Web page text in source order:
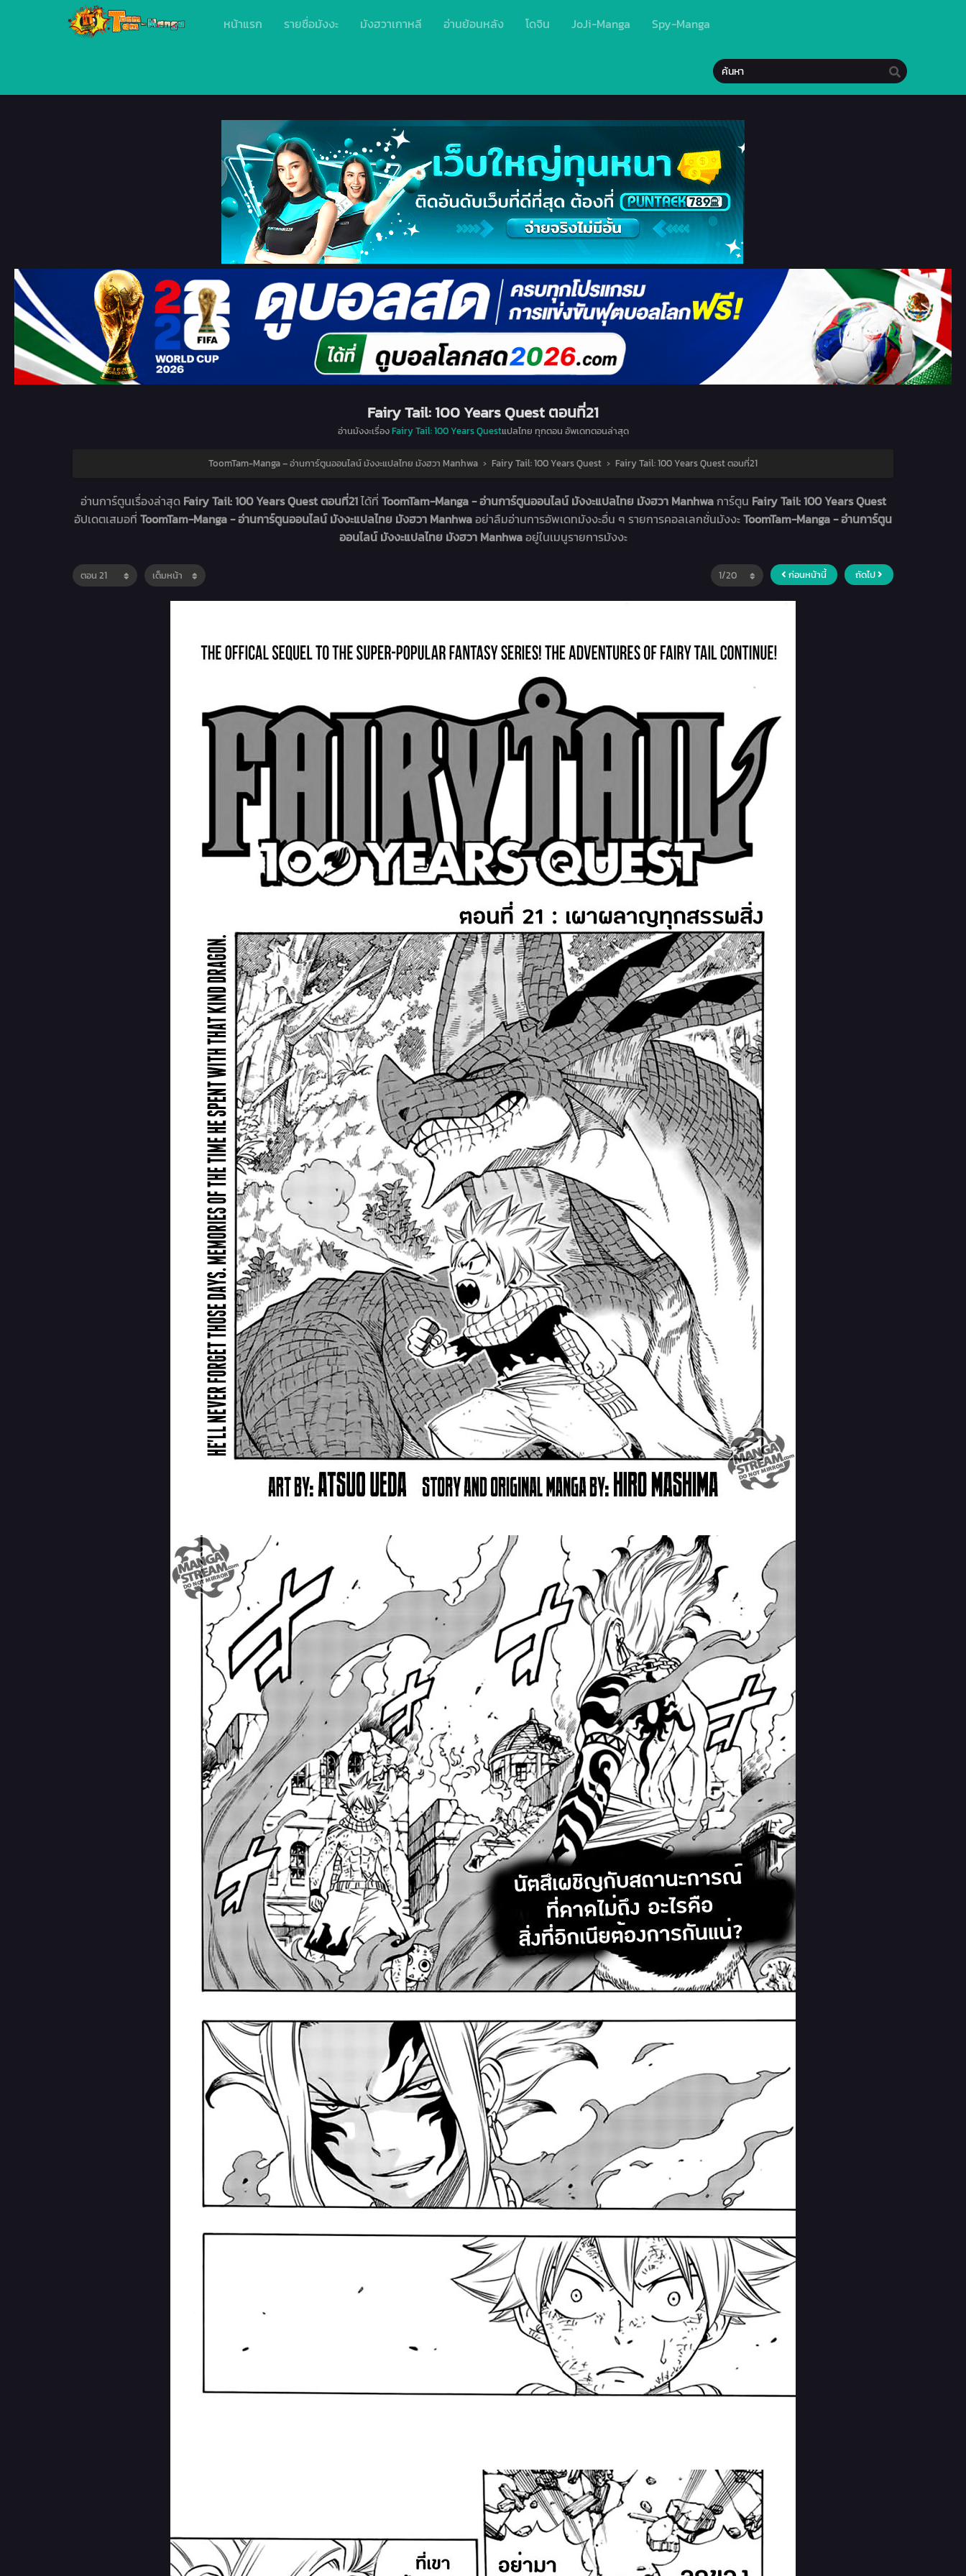
หน้าแรก รายชื่อมังงะ มังฮวาเกาหลี อ่านย้อนหลัง โดจิน JoJi-Manga Spy-Manga
Fairy Tail: 100 Years Quest ตอนที่21
อ่านมังงะเรื่องFairy Tail: 100 Years Questแปลไทย ทุกตอน อัพเดทตอนล่าสุด
ToomTam-Manga – อ่านการ์ตูนออนไลน์ มังงะแปลไทย มังฮวา Manhwa › Fairy Tail: 100 Years Quest › Fairy Tail: 100 Years Quest ตอนที่21
อ่านการ์ตูนเรื่องล่าสุด Fairy Tail: 100 Years Quest ตอนที่21ได้ที่ ToomTam-Manga - อ่านการ์ตูนออนไลน์ มังงะแปลไทย มังฮวา Manhwaการ์ตูน Fairy Tail: 100 Years Quest
อัปเดตเสมอที่ ToomTam-Manga - อ่านการ์ตูนออนไลน์ มังงะแปลไทย มังฮวา Manhwaอย่าลืมอ่านการอัพเดทมังงะอื่น ๆ รายการคอลเลกชั่นมังงะToomTam-Manga - อ่านการ์ตูน
ออนไลน์ มังงะแปลไทย มังฮวา Manhwaอยู่ในเมนูรายการมังงะ
ก่อนหน้านี้ ถัดไป